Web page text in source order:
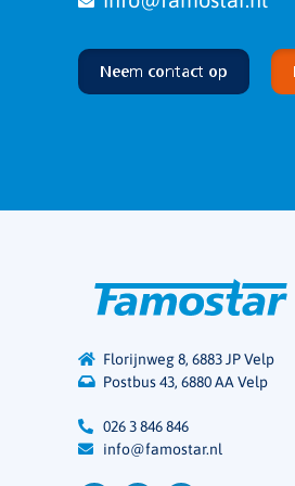
Neem contact op
Florijnweg 8, 6883 JP Velp
Postbus 43, 6880 AA Velp
026 3 846 846
info@famostar.nl